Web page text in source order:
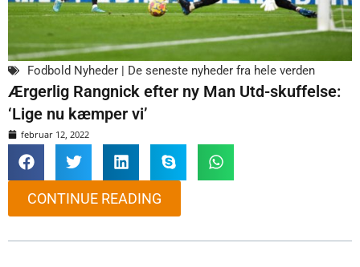
Fodbold Nyheder | De seneste nyheder fra hele verden
Ærgerlig Rangnick efter ny Man Utd-skuffelse:
‘Lige nu kæmper vi’
februar 12, 2022
CONTINUE READING